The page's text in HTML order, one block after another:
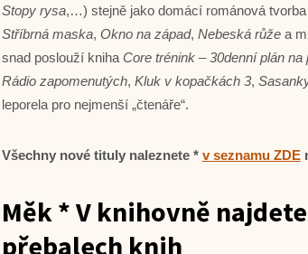
Stopy rysa,…) stejně jako domácí románová
Stříbrná maska, Okno na západ, Nebeská růžea
snad poslouží kniha Core trénink – 30denní plán
Rádio zapomenutých, Kluk v kopačkách 3,
leporela pro nejmenší „čtenáře“.
Všechny nové tituly naleznete * v seznamu ZDE
Měk * V knihovně
přebalech knih